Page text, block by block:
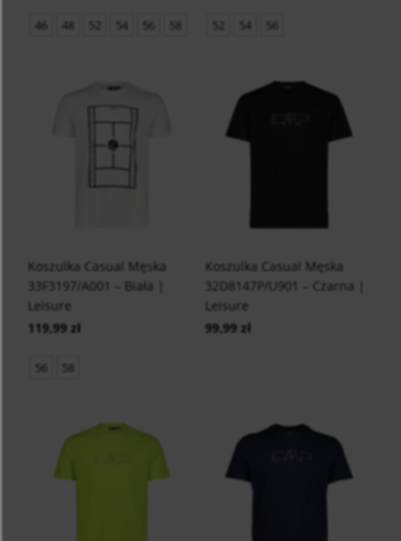
46 48 52 54 56 58 52 54 56
Koszulka Casual Męska
33F3197/A001 – Biała |
Leisure
119,99 zł
56 58
Koszulka Casual Męska
32D8147P/U901 – Czarna |
Leisure
99,99 zł